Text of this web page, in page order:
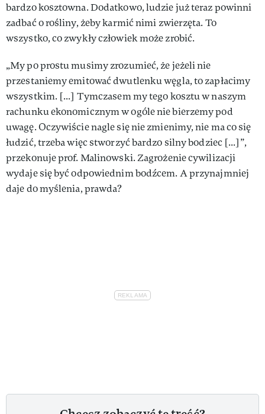
bardzo kosztowna. Dodatkowo, ludzie już teraz powinni
zadbać o rośliny, żeby karmić nimi zwierzęta. To
wszystko, co zwykły człowiek może zrobić.
„My po prostu musimy zrozumieć, że jeżeli nie
przestaniemy emitować dwutlenku węgla, to zapłacimy
wszystkim. [...] Tymczasem my tego kosztu w naszym
rachunku ekonomicznym w ogóle nie bierzemy pod
uwagę. Oczywiście nagle się nie zmienimy, nie ma co się
łudzić, trzeba więc stworzyć bardzo silny bodziec [...]”,
przekonuje prof. Malinowski. Zagrożenie cywilizacji
wydaje się być odpowiednim bodźcem. A przynajmniej
daje do myślenia, prawda?